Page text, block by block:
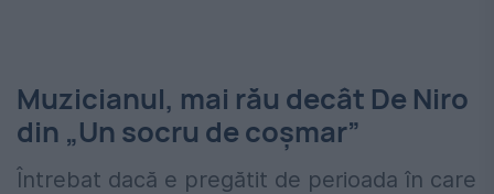
Muzicianul, mai rău decât De Niro
din „Un socru de coșmar”
Întrebat dacă e pregătit de perioada în care